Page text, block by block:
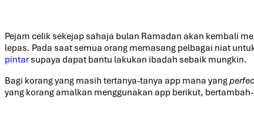
Pejam celik sekejap sahaja bulan Ramadan akan kembali
lepas. Pada saat semua orang memasang pelbagai niat
pintar supaya dapat bantu lakukan ibadah sebaik mungkin.
Bagi korang yang masih tertanya-tanya app mana yang
yang korang amalkan menggunakan app berikut,